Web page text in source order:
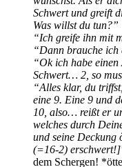
Schwert und greift
Was willst du tun?”
“Ich greife ihn mit
“Dann brauche
“Ok ich habe
Schwert… 2, so
“Alles klar, du
eine 9. Eine 9 und
10, also… reißt er
welches durch
und seine Deckung
(=16-2)
dem Schergen!